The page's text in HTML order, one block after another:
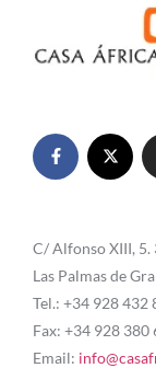
C/ Alfonso XIII, 5.
Las Palmas de
Tel.: +34 928 432
Fax: +34 928 380
Email: